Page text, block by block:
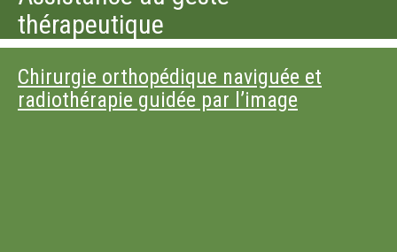
thérapeutique
Chirurgie orthopédique naviguée et
radiothérapie guidée par l’image